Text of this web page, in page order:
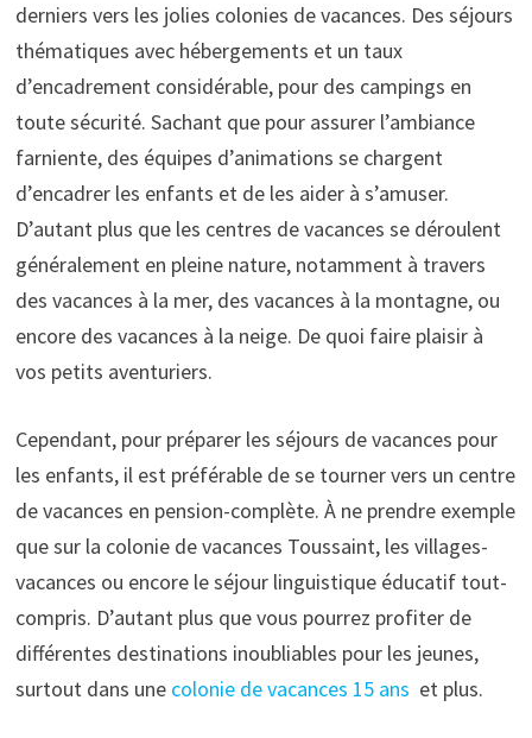
derniers vers les jolies colonies de vacances. Des séjours
thématiques avec hébergements et un taux
d’encadrement considérable, pour des campings en
toute sécurité. Sachant que pour assurer l’ambiance
farniente, des équipes d’animations se chargent
d’encadrer les enfants et de les aider à s’amuser.
D’autant plus que les centres de vacances se déroulent
généralement en pleine nature, notamment à travers
des vacances à la mer, des vacances à la montagne, ou
encore des vacances à la neige. De quoi faire plaisir à
vos petits aventuriers.
Cependant, pour préparer les séjours de vacances pour
les enfants, il est préférable de se tourner vers un centre
de vacances en pension-complète. À ne prendre exemple
que sur la colonie de vacances Toussaint, les villages-
vacances ou encore le séjour linguistique éducatif tout-
compris. D’autant plus que vous pourrez profiter de
différentes destinations inoubliables pour les jeunes,
surtout dans une colonie de vacances 15 ans et plus.